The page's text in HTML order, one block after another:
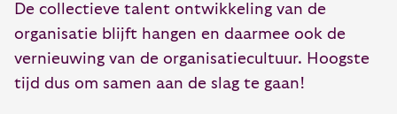
De collectieve talent ontwikkeling van de
organisatie blijft hangen en daarmee ook de
vernieuwing van de organisatiecultuur. Hoogste
tijd dus om samen aan de slag te gaan!